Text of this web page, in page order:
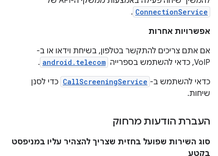
ConnectionService
.
אפשרויות אחרות
אם אתם צריכים להתקשר בטלפון, בשיחת וידאו או ב-
VoIP, כדאי להשתמש בספרייה
android.telecom
.
כדאי להשתמש ב- CallScreeningService כדי לסנן
שיחות.
העברת הודעות מרחוק
סוג השירות שפועל בחזית שצריך להצהיר עליו במניפסט
בקטע